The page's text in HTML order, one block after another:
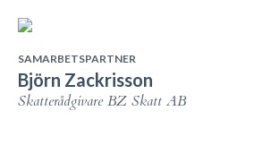
SAMARBETSPARTNER
Björn Zackrisson
Skatterådgivare BZ Skatt AB